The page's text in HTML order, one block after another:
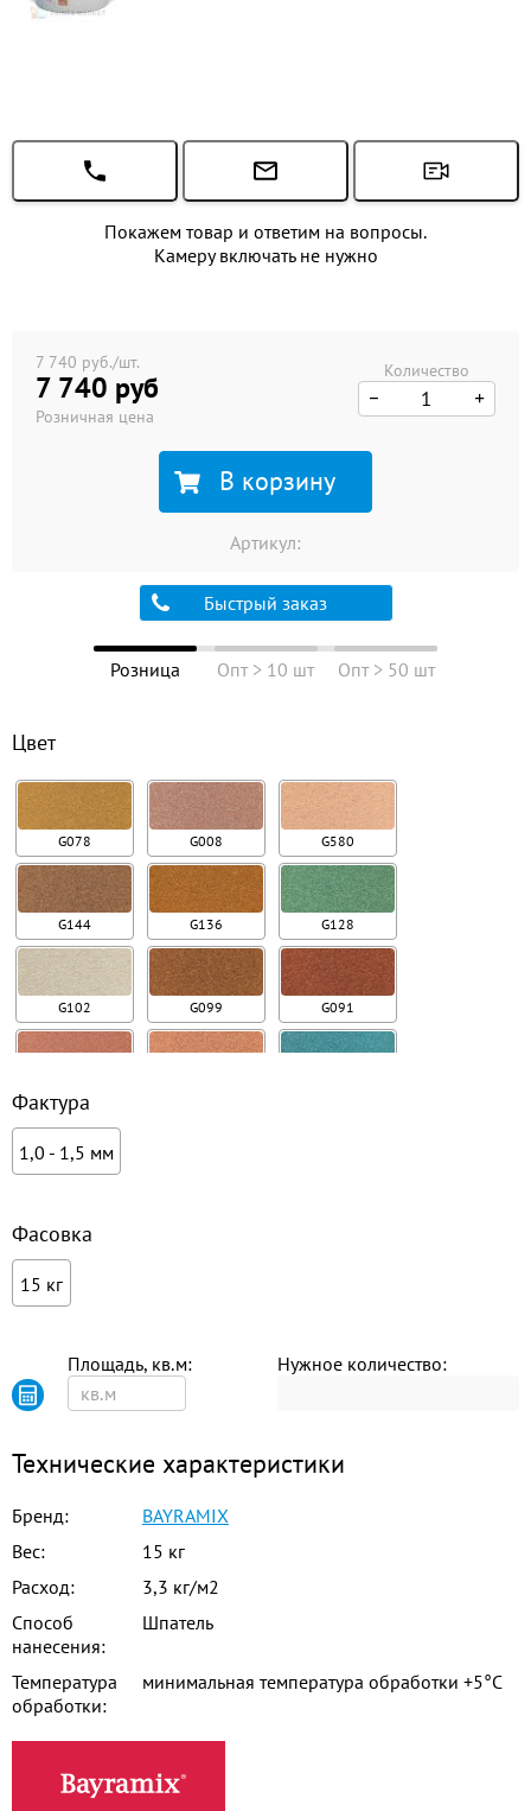
Покажем товар и ответим на вопросы.
Камеру включать не нужно
7 740 руб./шт.
7 740 руб
Розничная цена
Количество
В корзину
Артикул:
Быстрый заказ
Розница Опт > 10 шт Опт > 50 шт
Цвет
G078 G008 G580
G144 G136 G128
G102 G099 G091
Фактура
1,0 - 1,5 мм
Фасовка
15 кг
Площадь, кв.м: Нужное количество:
Технические характеристики
Бренд:
BAYRAMIX
Вес:
15 кг
Расход:
3,3 кг/м2
Способ
нанесения:
Шпатель
Температура
обработки:
минимальная температура обработки +5°С